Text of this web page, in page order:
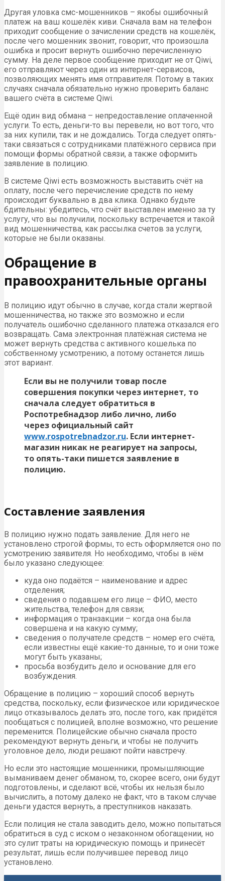
Другая уловка смс-мошенников – якобы ошибочный
платеж на ваш кошелёк киви. Сначала вам на телефон
приходит сообщение о зачислении средств на кошелёк,
после чего мошенник звонит, говорит, что произошла
ошибка и просит вернуть ошибочно перечисленную
сумму. На деле первое сообщение приходит не от Qiwi,
его отправляют через один из интернет-сервисов,
позволяющих менять имя отправителя. Потому в таких
случаях сначала обязательно нужно проверить баланс
вашего счёта в системе Qiwi.
Ещё один вид обмана – непредоставление оплаченной
услуги. То есть, деньги-то вы перевели, но вот того, что
за них купили, так и не дождались. Тогда следует опять-
таки связаться с сотрудниками платёжного сервиса при
помощи формы обратной связи, а также оформить
заявление в полицию.
В системе Qiwi есть возможность выставить счёт на
оплату, после чего перечисление средств по нему
происходит буквально в два клика. Однако будьте
бдительны: убедитесь, что счёт выставлен именно за ту
услугу, что вы получили, поскольку встречается и такой
вид мошенничества, как рассылка счетов за услуги,
которые не были оказаны.
Обращение в
правоохранительные органы
В полицию идут обычно в случае, когда стали жертвой
мошенничества, но также это возможно и если
получатель ошибочно сделанного платежа отказался его
возвращать. Сама электронная платёжная система не
может вернуть средства с активного кошелька по
собственному усмотрению, а потому останется лишь
этот вариант.
Если вы не получили товар после
совершения покупки через интернет, то
сначала следует обратиться в
Роспотребнадзор либо лично, либо
через официальный сайт
www.rospotrebnadzor.ru. Если интернет-
магазин никак не реагирует на запросы,
то опять-таки пишется заявление в
полицию.
Составление заявления
В полицию нужно подать заявление. Для него не
установлено строгой формы, то есть оформляется оно по
усмотрению заявителя. Но необходимо, чтобы в нём
было указано следующее:
куда оно подаётся – наименование и адрес
отделения;
сведения о подавшем его лице – ФИО, место
жительства, телефон для связи;
информация о транзакции – когда она была
совершена и на какую сумму;
сведения о получателе средств – номер его счёта,
если известны ещё какие-то данные, то и они тоже
могут быть указаны;
просьба возбудить дело и основание для его
возбуждения.
Обращение в полицию – хороший способ вернуть
средства, поскольку, если физическое или юридическое
лицо отказывалось делать это, после того, как придётся
пообщаться с полицией, вполне возможно, что решение
переменится. Полицейские обычно сначала просто
рекомендуют вернуть деньги, и чтобы не получить
уголовное дело, люди решают пойти навстречу.
Но если это настоящие мошенники, промышляющие
выманиваем денег обманом, то, скорее всего, они будут
подготовлены, и сделают всё, чтобы их нельзя было
вычислить, а потому далеко не факт, что в таком случае
деньги удастся вернуть, а преступников наказать.
Если полиция не стала заводить дело, можно попытаться
обратиться в суд с иском о незаконном обогащении, но
это сулит траты на юридическую помощь и принесёт
результат, лишь если получившее перевод лицо
установлено.